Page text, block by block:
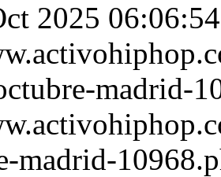
2025
madrid-
madrid-